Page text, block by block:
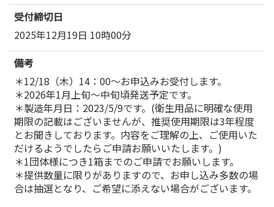
受付締切日
2025年12月19日 10時00分
備考
＊12/18（木）14：00～お申込みお受付します。
＊2026年1月上旬～中旬頃発送予定です。
＊製造年月日：2023/5/9です。(衛生用品に明確な使用
期限の記載はございませんが、推奨使用期限は3年程度
とお聞きしております。内容をご理解の上、ご使用いた
だけるようでしたらご申請お願いいたします。)
＊1団体様につき1箱までのご申請でお願いします。
＊提供数量に限りがありますので、お申し込み多数の場
合は抽選となり、ご希望に添えない場合がございます。